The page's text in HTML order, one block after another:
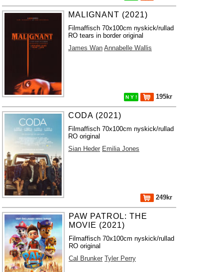
MALIGNANT (2021)
Filmaffisch 70x100cm nyskick/rullad
RO tears in border original
James Wan Annabelle Wallis
N Y ! 195kr
CODA (2021)
Filmaffisch 70x100cm nyskick/rullad
RO original
Sian Heder Emilia Jones
249kr
PAW PATROL: THE
MOVIE (2021)
Filmaffisch 70x100cm nyskick/rullad
RO original
Cal Brunker Tyler Perry